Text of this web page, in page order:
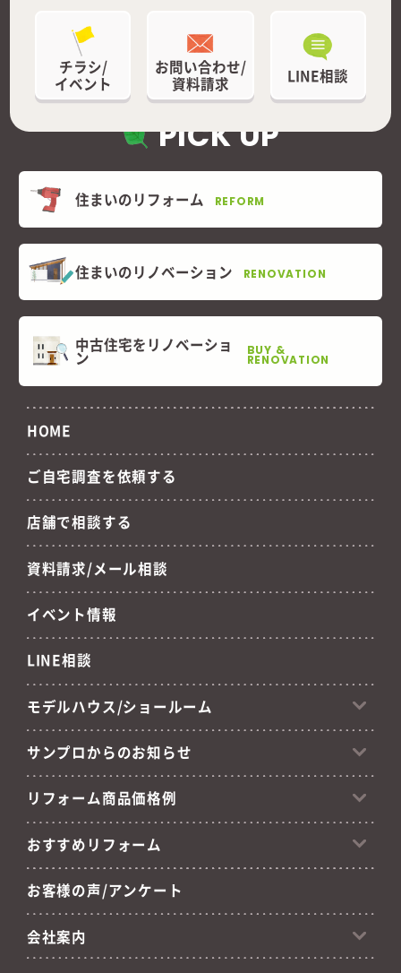
チラシ/
イベント
お問い合わせ/
資料請求
LINE相談
PICK UP
住まいのリフォーム REFORM
住まいのリノベーション RENOVATION
中古住宅をリノベーショ
ン BUY &
RENOVATION
HOME
ご自宅調査を依頼する
店舗で相談する
資料請求/メール相談
イベント情報
LINE相談
モデルハウス/ショールーム
サンプロからのお知らせ
リフォーム商品価格例
おすすめリフォーム
お客様の声/アンケート
会社案内